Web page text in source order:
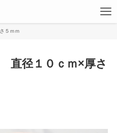
５ｍｍ
径１０ｃｍ×厚さ